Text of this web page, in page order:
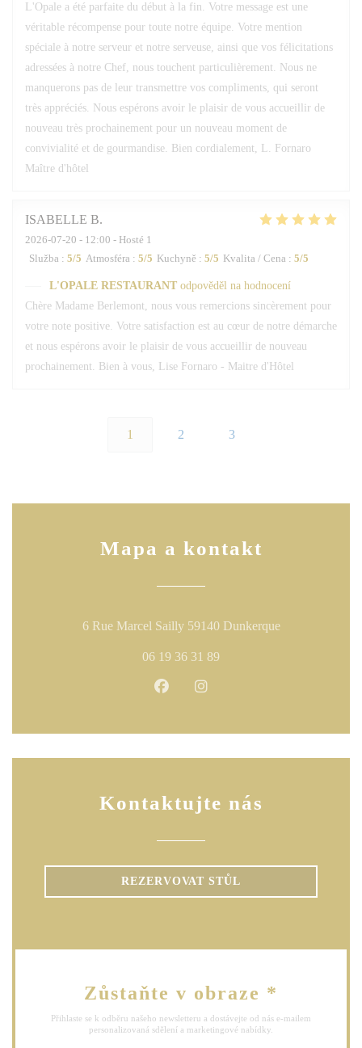
L'Opale a été parfaite du début à la fin. Votre message est une
véritable récompense pour toute notre équipe. Votre mention
spéciale à notre serveur et notre serveuse, ainsi que vos félicitations
adressées à notre Chef, nous touchent particulièrement. Nous ne
manquerons pas de leur transmettre vos compliments, qui seront
très appréciés. Nous espérons avoir le plaisir de vous accueillir de
nouveau très prochainement pour un nouveau moment de
convivialité et de gourmandise. Bien cordialement, L. Fornaro
Maître d'hôtel
ISABELLE B
2026-07-20 - 12:00 - Hosté 1
Služba : 5/5 Atmosféra : 5/5 Kuchyně : 5/5 Kvalita / Cena : 5/5
L'OPALE RESTAURANT odpověděl na hodnocení
Chère Madame Berlemont, nous vous remercions sincèrement pour
votre note positive. Votre satisfaction est au cœur de notre démarche
et nous espérons avoir le plaisir de vous accueillir de nouveau
prochainement. Bien à vous, Lise Fornaro - Maitre d'Hôtel
1 2 3
Mapa a kontakt
6 Rue Marcel Sailly 59140 Dunkerque((otevře se v
06 19 36 31 89
Facebook ((otevře se v novém
Kontaktujte nás
REZERVOVAT STŮL
Zůstaňte v obraze *
Přihlaste se k odběru našeho newsletteru a dostávejte od nás e-mailem
personalizovaná sdělení a marketingové nabídky.